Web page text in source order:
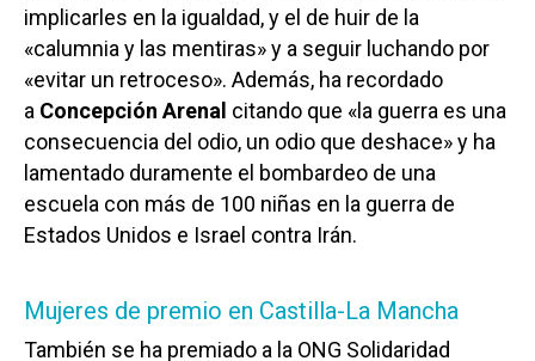
implicarles en la igualdad, y el de huir de la
«calumnia y las mentiras» y a seguir luchando por
«evitar un retroceso». Además, ha recordado
a Concepción Arenal citando que «la guerra es una
consecuencia del odio, un odio que deshace» y ha
lamentado duramente el bombardeo de una
escuela con más de 100 niñas en la guerra de
Estados Unidos e Israel contra Irán.
Mujeres de premio en Castilla-La Mancha
También se ha premiado a la ONG Solidaridad